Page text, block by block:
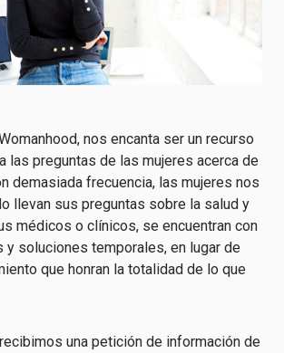
nos encanta ser un recurso
las preguntas de las mujeres acerca de
demasiada frecuencia, las mujeres nos
llevan sus preguntas sobre la salud y
médicos o clínicos, se encuentran con
y soluciones temporales, en lugar de
que honran la totalidad de lo que
una petición de información de